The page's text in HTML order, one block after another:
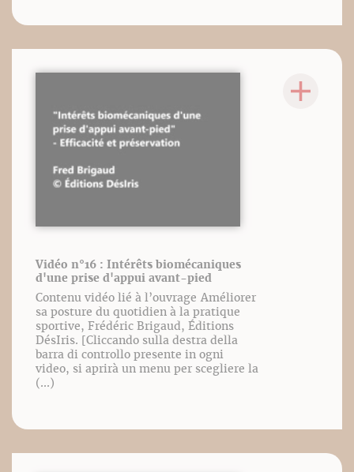
Vidéo n°16 : Intérêts biomécaniques
d'une prise d'appui avant-pied
Contenu vidéo lié à l’ouvrage Améliorer
sa posture du quotidien à la pratique
sportive, Frédéric Brigaud, Éditions
DésIris. [Cliccando sulla destra della
barra di controllo presente in ogni
video, si aprirà un menu per scegliere la
(...)